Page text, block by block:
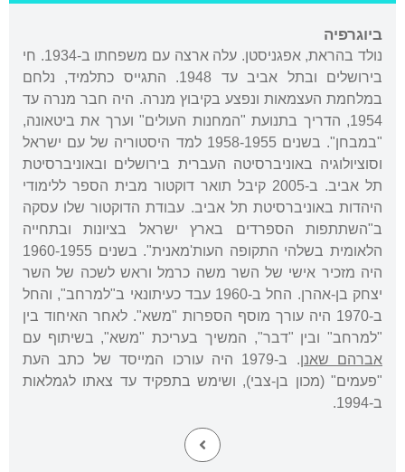
ביוגרפיה
נולד בהראת, אפגניסטן. עלה ארצה עם משפחתו ב-1934. חי
בירושלים ובתל אביב עד 1948. התגייס כתלמיד, נלחם
במלחמת העצמאות ונפצע בקיבוץ מנרה. היה חבר מנרה עד
1954, הדריך בתנועת "המחנות העולים" וערך את ביטאונה,
"במבחן". בשנים 1958-1955 למד היסטוריה של עם ישראל
וסוציולוגיה באוניברסיטה העברית בירושלים ובאוניברסיטת
תל אביב. ב-2005 קיבל תואר דוקטור מבית הספר ללימודי
היהדות באוניברסיטת תל אביב. עבודת הדוקטור שלו עסקה
ב"השתתפות הספרדים בארץ ישראל בציונות ובתחייה
הלאומית בשלהי התקופה העות'מאנית". בשנים 1960-1955
היה מזכיר אישי של השר משה כרמל וראש לשכה של השר
יצחק בן-אהרן. החל ב-1960 עבד כעיתונאי ב"למרחב", והחל
ב-1970 היה עורך מוסף הספרות "משא". לאחר האיחוד בין
"למרחב" ובין "דבר", המשיך בעריכת "משא", בשיתוף עם
אברהם שאנן
. ב-1979 היה עורכו המייסד של כתב העת
"פעמים" (מכון בן-צבי), ושימש בתפקיד עד צאתו לגמלאות
ב-1994.